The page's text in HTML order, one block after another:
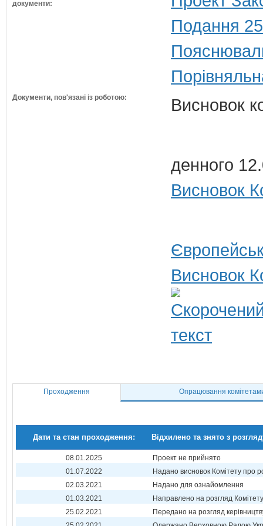
документи:
Подання
Документи, пов'язані із роботою: Висновок
денного
Висновок
Висновок
Проходження Опрацювання
Дати та стан проходження: Відхилено та знято з
08.01.2025
Проект не прийнято
01.07.2022
Надано висновок Комітету про
02.03.2021
Надано для ознайомлення
01.03.2021
Направлено на розгляд Комітету
25.02.2021
Передано на розгляд